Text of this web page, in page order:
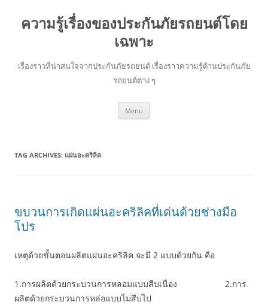
ความรู้เรื่องของประกันภัยรถยนต์โดย
เฉพาะ
เรื่องราวที่น่าสนใจจากประกันภัยรถยนต์ เรื่องราวความรู้ด้านประกันภัย
รถยนต์ต่าง ๆ
Menu
TAG ARCHIVES: แผ่นอะคริลิค
ขบวนการเกิดแผ่นอะคริลิคที่เด่นด้วยช่างมือ
โปร
เหตุด้วยขั้นตอนผลิตแผ่นอะคริลิค จะมี 2 แบบด้วยกัน คือ
1.การผลิตด้วยกระบวนการหลอมแบบสืบเนื่อง 2.การ
ผลิตด้วยกระบวนการหล่อแบบไม่สืบไป